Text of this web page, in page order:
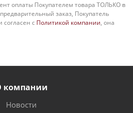
оплаты Покупателем товара ТОЛЬКО в
заказ, Покупатель
согласен с Политикой компании, она
компании
Новости